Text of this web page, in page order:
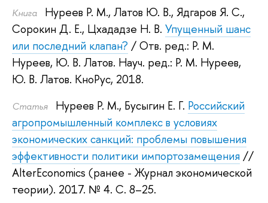
Книга Нуреев Р. М., Латов Ю. В., Ядгаров Я. С.,
Сорокин Д. Е., Цхададзе Н. В. Упущенный шанс
или последний клапан? / Отв. ред.: Р. М.
Нуреев, Ю. В. Латов. Науч. ред.: Р. М. Нуреев,
Ю. В. Латов. КноРус, 2018.
Статья Нуреев Р. М., Бусыгин Е. Г. Российский
агропромышленный комплекс в условиях
экономических санкций: проблемы повышения
эффективности политики импортозамещения //
AlterEconomics (ранее - Журнал экономической
теории). 2017. № 4. С. 8–25.